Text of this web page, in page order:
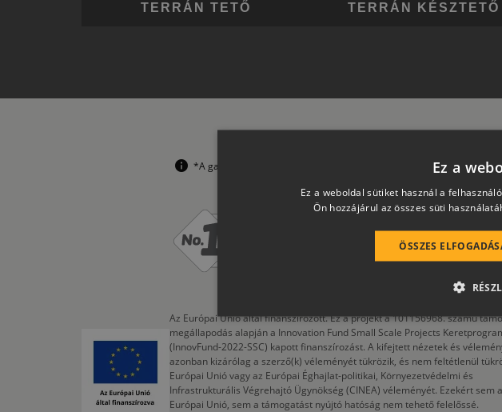
TERRÁN TETŐ TERRÁN KÉSZTETŐ
*A garanciális feltételek korlátozásokat tartalmaznak, bővebb
**Az NIQ GfK MI Sales Tracking adatai
értékesített termékmennyiséget
Az Európai Unió által finanszírozott. Ez a projekt a 101156968. számú
megállapodás alapján a Innovation Fund Small Scale Projects
(InnovFund-2022-SSC) kapott finanszírozást. A kifejtett nézetek és
azonban kizárólag a szerző(k) véleményét tükrözik, és nem feltétlenül
Európai Unió vagy az Európai Éghajlat-politikai, Környezetvédelmi és
Infrastrukturális Végrehajtó Ügynökség (CINEA) véleményét. Ezekért sem
Európai Unió, sem a támogatást nyújtó hatóság nem tehető felelőssé.
Ez a
Ez a weboldal sütiket használ a
Ön hozzájárul az összes süti
ÖSSZES